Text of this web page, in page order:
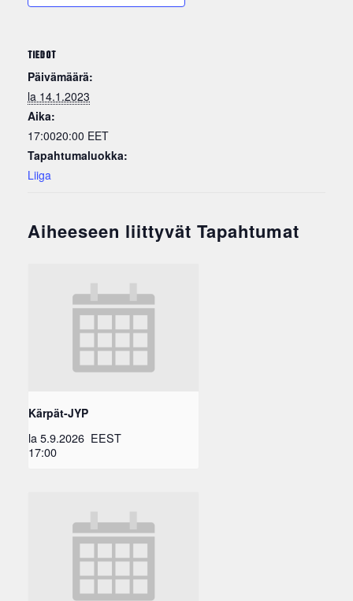
TIEDOT
Päivämäärä:
la 14.1.2023
Aika:
17:0020:00 EET
Tapahtumaluokka:
Liiga
Aiheeseen liittyvät Tapahtumat
Kärpät-JYP
la 5.9.2026
17:00
EEST